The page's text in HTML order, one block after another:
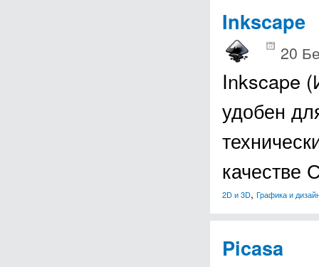
Inkscape
20
Inkscape
удобен
качестве
2D и 3D, Графика и
Picasa